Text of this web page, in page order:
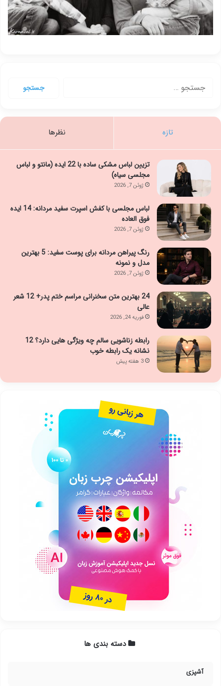
تازه نظرها
تزیین لباس مشکی ساده با 22 ایده (مانتو و لباس
مجلسی سیاه)
ژوئن 7, 2026
لباس مجلسی با کفش اسپرت سفید مردانه: 14 ایده
فوق العاده
ژوئن 7, 2026
رنگ پیراهن مردانه برای پوست سفید: 5 بهترین
مدل و نمونه
ژوئن 7, 2026
24 بهترین متن سخنرانی مراسم ختم پدر+ 12 شعر
عالی
فوریه 24, 2026
رابطه زناشویی سالم چه ویژگی هایی دارد؟ 12
نشانه یک رابطه خوب
3 هفته پیش
دسته بندی ها
آشپزی